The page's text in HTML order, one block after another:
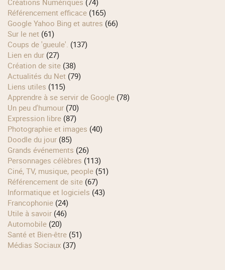
Créations Numériques (74)
Référencement efficace (165)
Google Yahoo Bing et autres (66)
Sur le net (61)
Coups de 'gueule'. (137)
Lien en dur (27)
Création de site (38)
Actualités du Net (79)
Liens utiles (115)
Apprendre à se servir de Google (78)
Un peu d'humour (70)
Expression libre (87)
Photographie et images (40)
Doodle du jour (85)
Grands événements (26)
Personnages célèbres (113)
Ciné, TV, musique, people (51)
Référencement de site (67)
Informatique et logiciels (43)
Francophonie (24)
Utile à savoir (46)
Automobile (20)
Santé et Bien-être (51)
Médias Sociaux (37)